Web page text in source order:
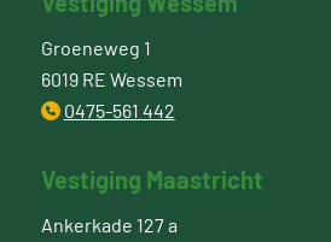
Groeneweg 1
6019 RE Wessem
0475-561 442
Vestiging Maastricht
Ankerkade 127 a